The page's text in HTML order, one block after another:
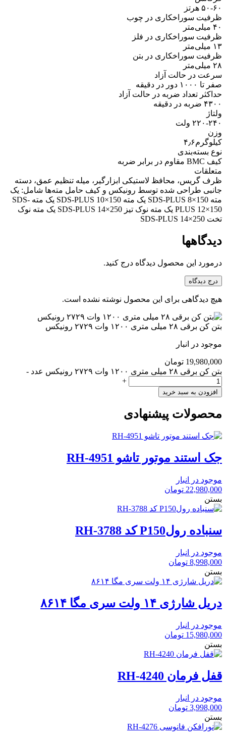
۵۰-۶۰ هرتز
ظرفیت سوراخکاری در چوب
۴۰ میلی‌متر
ظرفیت سوراخکاری در فلز
۱۳ میلی‌متر
ظرفیت سوراخکاری در بتن
۲۸ میلی‌متر
سرعت در حالت آزاد
صفر تا ۱۰۰۰ دور در دقیقه
حداکثر تعداد ضربه در حالت آزاد
۴۳۰۰ ضربه در دقیقه
ولتاژ
۲۲۰-۲۴۰ ولت
وزن
کیلوگرم۴٫۶
نوع بسته‌بندی
کیف BMC مقاوم در برابر ضربه
متعلقات
ظرف گریس، محافظ لاستیکی ابزارگیر، میله تنظیم عمق، دسته
جانبی طراحی شده توسط رونیکس و کیف حامل مته‌ها شامل: یک
مته SDS-PLUS 8×150 یک مته SDS-PLUS 10×150 یک مته SDS-
PLUS 12×150 یک مته نوک تیز SDS-PLUS 14×250 یک مته نوک
تخت SDS-PLUS 14×250
دیدگاهها
درمورد این محصول دیدگاه درج کنید.
درج دیدگاه
هیچ دیدگاهی برای این محصول نوشته نشده است.
بتن کن برقی ۲۸ میلی متری ۱۲۰۰ وات ۲۷۲۹ رونیکس
موجود در انبار
19,980,000 تومان
بتن کن برقی ۲۸ میلی متری ۱۲۰۰ وات ۲۷۲۹ رونیکس عدد
-
+
افزودن به سبد خرید
محصولات پیشنهادی
جک استند موتور تاشو RH-4951
موجود در انبار
22,980,000 تومان
بستن
سنباده رولP150 کد RH-3788
موجود در انبار
8,998,000 تومان
بستن
دریل شارژی ۱۴ ولت سری مگا ۸۶۱۴
موجود در انبار
15,980,000 تومان
بستن
قفل فرمان RH-4240
موجود در انبار
3,998,000 تومان
بستن